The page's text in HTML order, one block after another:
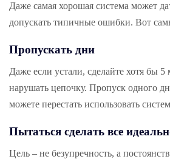
Даже самая хорошая система может
допускать типичные ошибки. Вот
Пропускать дни
Даже если устали, сделайте хотя бы 5
нарушать цепочку. Пропуск одного
можете перестать использовать
Пытаться сделать все
Цель – не безупречность, а